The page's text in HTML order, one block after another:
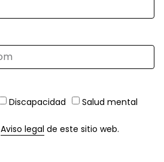
Discapacidad Salud mental
Aviso legal de este sitio web.